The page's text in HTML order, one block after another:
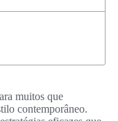
muitos que
contemporâneo.